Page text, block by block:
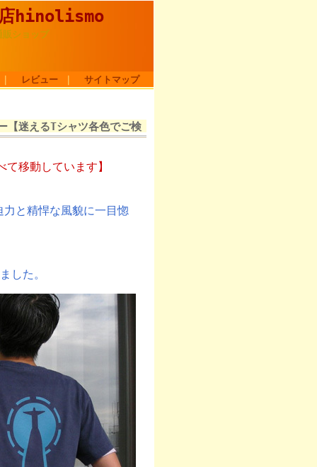
店hinolismo
ショップ
レビュー サイトマップ
迷えるTシャツ各色でご検
移動しています】
と精悍な風貌に一目惚
した。